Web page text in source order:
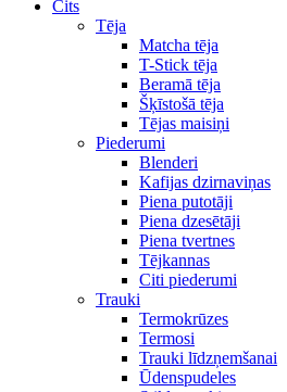
Cits
Tēja
Matcha tēja
T-Stick tēja
Beramā tēja
Šķīstošā tēja
Tējas maisiņi
Piederumi
Blenderi
Kafijas dzirnaviņas
Piena putotāji
Piena dzesētāji
Piena tvertnes
Tējkannas
Citi piederumi
Trauki
Termokrūzes
Termosi
Trauki līdzņemšanai
Ūdenspudeles